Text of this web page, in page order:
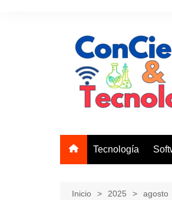
Tecnología
Inicio 2025 agosto